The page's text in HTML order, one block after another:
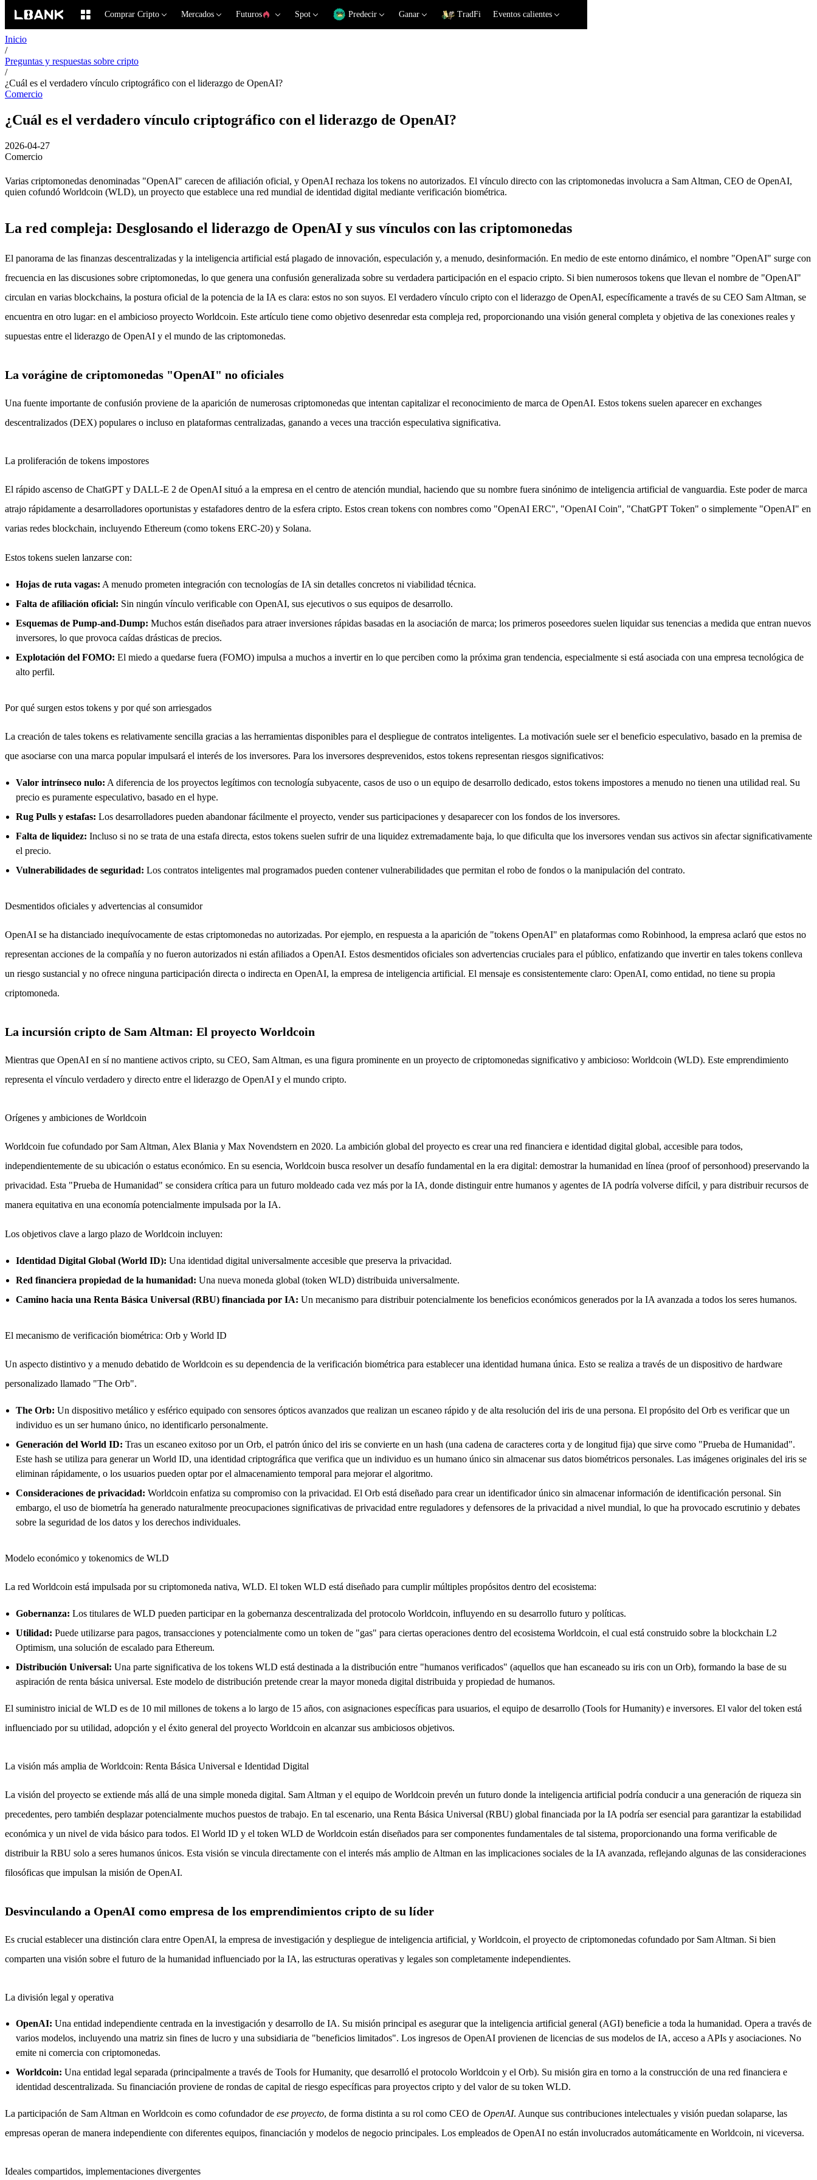
Comprar Cripto Mercados Futuros Spot Predecir Ganar TradFi Eventos calientes
Inicio
/
Preguntas y respuestas sobre cripto
/
¿Cuál es el verdadero vínculo criptográfico con el liderazgo de OpenAI?
Comercio
¿Cuál es el verdadero vínculo criptográfico con el liderazgo de OpenAI?
2026-04-27
Comercio
Varias criptomonedas denominadas "OpenAI" carecen de afiliación oficial, y OpenAI rechaza los tokens no autorizados. El vínculo directo con las criptomonedas involucra a Sam Altman, CEO de OpenAI,
quien cofundó Worldcoin (WLD), un proyecto que establece una red mundial de identidad digital mediante verificación biométrica.
La red compleja: Desglosando el liderazgo de OpenAI y sus vínculos con las criptomonedas
El panorama de las finanzas descentralizadas y la inteligencia artificial está plagado de innovación, especulación y, a menudo, desinformación. En medio de este entorno dinámico, el nombre "OpenAI" surge con
frecuencia en las discusiones sobre criptomonedas, lo que genera una confusión generalizada sobre su verdadera participación en el espacio cripto. Si bien numerosos tokens que llevan el nombre de "OpenAI"
circulan en varias blockchains, la postura oficial de la potencia de la IA es clara: estos no son suyos. El verdadero vínculo cripto con el liderazgo de OpenAI, específicamente a través de su CEO Sam Altman, se
encuentra en otro lugar: en el ambicioso proyecto Worldcoin. Este artículo tiene como objetivo desenredar esta compleja red, proporcionando una visión general completa y objetiva de las conexiones reales y
supuestas entre el liderazgo de OpenAI y el mundo de las criptomonedas.
La vorágine de criptomonedas "OpenAI" no oficiales
Una fuente importante de confusión proviene de la aparición de numerosas criptomonedas que intentan capitalizar el reconocimiento de marca de OpenAI. Estos tokens suelen aparecer en exchanges
descentralizados (DEX) populares o incluso en plataformas centralizadas, ganando a veces una tracción especulativa significativa.
La proliferación de tokens impostores
El rápido ascenso de ChatGPT y DALL-E 2 de OpenAI situó a la empresa en el centro de atención mundial, haciendo que su nombre fuera sinónimo de inteligencia artificial de vanguardia. Este poder de marca
atrajo rápidamente a desarrolladores oportunistas y estafadores dentro de la esfera cripto. Estos crean tokens con nombres como "OpenAI ERC", "OpenAI Coin", "ChatGPT Token" o simplemente "OpenAI" en
varias redes blockchain, incluyendo Ethereum (como tokens ERC-20) y Solana.
Estos tokens suelen lanzarse con:
Hojas de ruta vagas: A menudo prometen integración con tecnologías de IA sin detalles concretos ni viabilidad técnica.
Falta de afiliación oficial: Sin ningún vínculo verificable con OpenAI, sus ejecutivos o sus equipos de desarrollo.
Esquemas de Pump-and-Dump: Muchos están diseñados para atraer inversiones rápidas basadas en la asociación de marca; los primeros poseedores suelen liquidar sus tenencias a medida que entran nuevos
inversores, lo que provoca caídas drásticas de precios.
Explotación del FOMO: El miedo a quedarse fuera (FOMO) impulsa a muchos a invertir en lo que perciben como la próxima gran tendencia, especialmente si está asociada con una empresa tecnológica de
alto perfil.
Por qué surgen estos tokens y por qué son arriesgados
La creación de tales tokens es relativamente sencilla gracias a las herramientas disponibles para el despliegue de contratos inteligentes. La motivación suele ser el beneficio especulativo, basado en la premisa de
que asociarse con una marca popular impulsará el interés de los inversores. Para los inversores desprevenidos, estos tokens representan riesgos significativos:
Valor intrínseco nulo: A diferencia de los proyectos legítimos con tecnología subyacente, casos de uso o un equipo de desarrollo dedicado, estos tokens impostores a menudo no tienen una utilidad real. Su
precio es puramente especulativo, basado en el hype.
Rug Pulls y estafas: Los desarrolladores pueden abandonar fácilmente el proyecto, vender sus participaciones y desaparecer con los fondos de los inversores.
Falta de liquidez: Incluso si no se trata de una estafa directa, estos tokens suelen sufrir de una liquidez extremadamente baja, lo que dificulta que los inversores vendan sus activos sin afectar significativamente
el precio.
Vulnerabilidades de seguridad: Los contratos inteligentes mal programados pueden contener vulnerabilidades que permitan el robo de fondos o la manipulación del contrato.
Desmentidos oficiales y advertencias al consumidor
OpenAI se ha distanciado inequívocamente de estas criptomonedas no autorizadas. Por ejemplo, en respuesta a la aparición de "tokens OpenAI" en plataformas como Robinhood, la empresa aclaró que estos no
representan acciones de la compañía y no fueron autorizados ni están afiliados a OpenAI. Estos desmentidos oficiales son advertencias cruciales para el público, enfatizando que invertir en tales tokens conlleva
un riesgo sustancial y no ofrece ninguna participación directa o indirecta en OpenAI, la empresa de inteligencia artificial. El mensaje es consistentemente claro: OpenAI, como entidad, no tiene su propia
criptomoneda.
La incursión cripto de Sam Altman: El proyecto Worldcoin
Mientras que OpenAI en sí no mantiene activos cripto, su CEO, Sam Altman, es una figura prominente en un proyecto de criptomonedas significativo y ambicioso: Worldcoin (WLD). Este emprendimiento
representa el vínculo verdadero y directo entre el liderazgo de OpenAI y el mundo cripto.
Orígenes y ambiciones de Worldcoin
Worldcoin fue cofundado por Sam Altman, Alex Blania y Max Novendstern en 2020. La ambición global del proyecto es crear una red financiera e identidad digital global, accesible para todos,
independientemente de su ubicación o estatus económico. En su esencia, Worldcoin busca resolver un desafío fundamental en la era digital: demostrar la humanidad en línea (proof of personhood) preservando la
privacidad. Esta "Prueba de Humanidad" se considera crítica para un futuro moldeado cada vez más por la IA, donde distinguir entre humanos y agentes de IA podría volverse difícil, y para distribuir recursos de
manera equitativa en una economía potencialmente impulsada por la IA.
Los objetivos clave a largo plazo de Worldcoin incluyen:
Identidad Digital Global (World ID): Una identidad digital universalmente accesible que preserva la privacidad.
Red financiera propiedad de la humanidad: Una nueva moneda global (token WLD) distribuida universalmente.
Camino hacia una Renta Básica Universal (RBU) financiada por IA: Un mecanismo para distribuir potencialmente los beneficios económicos generados por la IA avanzada a todos los seres humanos.
El mecanismo de verificación biométrica: Orb y World ID
Un aspecto distintivo y a menudo debatido de Worldcoin es su dependencia de la verificación biométrica para establecer una identidad humana única. Esto se realiza a través de un dispositivo de hardware
personalizado llamado "The Orb".
The Orb: Un dispositivo metálico y esférico equipado con sensores ópticos avanzados que realizan un escaneo rápido y de alta resolución del iris de una persona. El propósito del Orb es verificar que un
individuo es un ser humano único, no identificarlo personalmente.
Generación del World ID: Tras un escaneo exitoso por un Orb, el patrón único del iris se convierte en un hash (una cadena de caracteres corta y de longitud fija) que sirve como "Prueba de Humanidad".
Este hash se utiliza para generar un World ID, una identidad criptográfica que verifica que un individuo es un humano único sin almacenar sus datos biométricos personales. Las imágenes originales del iris se
eliminan rápidamente, o los usuarios pueden optar por el almacenamiento temporal para mejorar el algoritmo.
Consideraciones de privacidad: Worldcoin enfatiza su compromiso con la privacidad. El Orb está diseñado para crear un identificador único sin almacenar información de identificación personal. Sin
embargo, el uso de biometría ha generado naturalmente preocupaciones significativas de privacidad entre reguladores y defensores de la privacidad a nivel mundial, lo que ha provocado escrutinio y debates
sobre la seguridad de los datos y los derechos individuales.
Modelo económico y tokenomics de WLD
La red Worldcoin está impulsada por su criptomoneda nativa, WLD. El token WLD está diseñado para cumplir múltiples propósitos dentro del ecosistema:
Gobernanza: Los titulares de WLD pueden participar en la gobernanza descentralizada del protocolo Worldcoin, influyendo en su desarrollo futuro y políticas.
Utilidad: Puede utilizarse para pagos, transacciones y potencialmente como un token de "gas" para ciertas operaciones dentro del ecosistema Worldcoin, el cual está construido sobre la blockchain L2
Optimism, una solución de escalado para Ethereum.
Distribución Universal: Una parte significativa de los tokens WLD está destinada a la distribución entre "humanos verificados" (aquellos que han escaneado su iris con un Orb), formando la base de su
aspiración de renta básica universal. Este modelo de distribución pretende crear la mayor moneda digital distribuida y propiedad de humanos.
El suministro inicial de WLD es de 10 mil millones de tokens a lo largo de 15 años, con asignaciones específicas para usuarios, el equipo de desarrollo (Tools for Humanity) e inversores. El valor del token está
influenciado por su utilidad, adopción y el éxito general del proyecto Worldcoin en alcanzar sus ambiciosos objetivos.
La visión más amplia de Worldcoin: Renta Básica Universal e Identidad Digital
La visión del proyecto se extiende más allá de una simple moneda digital. Sam Altman y el equipo de Worldcoin prevén un futuro donde la inteligencia artificial podría conducir a una generación de riqueza sin
precedentes, pero también desplazar potencialmente muchos puestos de trabajo. En tal escenario, una Renta Básica Universal (RBU) global financiada por la IA podría ser esencial para garantizar la estabilidad
económica y un nivel de vida básico para todos. El World ID y el token WLD de Worldcoin están diseñados para ser componentes fundamentales de tal sistema, proporcionando una forma verificable de
distribuir la RBU solo a seres humanos únicos. Esta visión se vincula directamente con el interés más amplio de Altman en las implicaciones sociales de la IA avanzada, reflejando algunas de las consideraciones
filosóficas que impulsan la misión de OpenAI.
Desvinculando a OpenAI como empresa de los emprendimientos cripto de su líder
Es crucial establecer una distinción clara entre OpenAI, la empresa de investigación y despliegue de inteligencia artificial, y Worldcoin, el proyecto de criptomonedas cofundado por Sam Altman. Si bien
comparten una visión sobre el futuro de la humanidad influenciado por la IA, las estructuras operativas y legales son completamente independientes.
La división legal y operativa
OpenAI: Una entidad independiente centrada en la investigación y desarrollo de IA. Su misión principal es asegurar que la inteligencia artificial general (AGI) beneficie a toda la humanidad. Opera a través de
varios modelos, incluyendo una matriz sin fines de lucro y una subsidiaria de "beneficios limitados". Los ingresos de OpenAI provienen de licencias de sus modelos de IA, acceso a APIs y asociaciones. No
emite ni comercia con criptomonedas.
Worldcoin: Una entidad legal separada (principalmente a través de Tools for Humanity, que desarrolló el protocolo Worldcoin y el Orb). Su misión gira en torno a la construcción de una red financiera e
identidad descentralizada. Su financiación proviene de rondas de capital de riesgo específicas para proyectos cripto y del valor de su token WLD.
La participación de Sam Altman en Worldcoin es como cofundador de ese proyecto, de forma distinta a su rol como CEO de OpenAI. Aunque sus contribuciones intelectuales y visión puedan solaparse, las
empresas operan de manera independiente con diferentes equipos, financiación y modelos de negocio principales. Los empleados de OpenAI no están involucrados automáticamente en Worldcoin, ni viceversa.
Ideales compartidos, implementaciones divergentes